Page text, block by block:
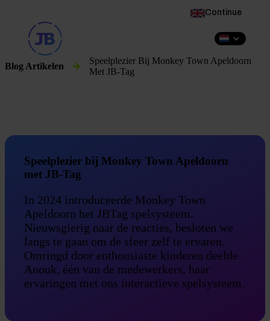
Continue
NL
Blog Artikelen
Speelplezier Bij Monkey Town Apeldoorn
Met JB-Tag
Speelplezier bij Monkey Town Apeldoorn
met JB-Tag
In 2024 introduceerde Monkey Town
Apeldoorn het JBTag spelsysteem.
Nieuwsgierig naar de reacties, besloten we
langs te gaan om de sfeer zelf te ervaren.
Omringd door enthousiaste kinderen deelde
Anouk, één van de medewerkers, haar
ervaringen met ons interactieve spelsysteem.